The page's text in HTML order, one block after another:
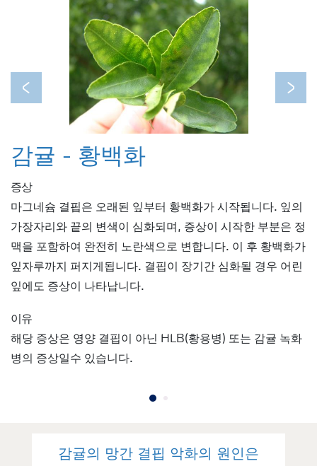
Previous Next
감귤 - 황백화
증상
마그네슘 결핍은 오래된 잎부터 황백화가 시작됩니다. 잎의
가장자리와 끝의 변색이 심화되며, 증상이 시작한 부분은 정
맥을 포함하여 완전히 노란색으로 변합니다. 이 후 황백화가
잎자루까지 퍼지게됩니다. 결핍이 장기간 심화될 경우 어린
잎에도 증상이 나타납니다.
이유
해당 증상은 영양 결핍이 아닌 HLB(황용병) 또는 감귤 녹화
병의 증상일수 있습니다.
감귤의 망간 결핍 악화의 원인은